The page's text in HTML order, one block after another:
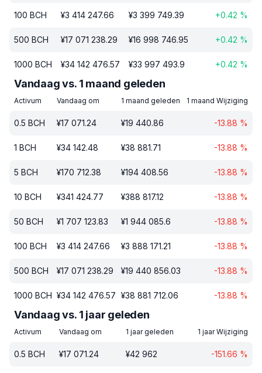
100 BCH ¥3 414 247.66 ¥3 399 749.39 +0.42 %
500 BCH ¥17 071 238.29 ¥16 998 746.95 +0.42 %
1000 BCH ¥34 142 476.57 ¥33 997 493.9 +0.42 %
Vandaag vs. 1 maand geleden
Activum Vandaag om 1 maand geleden 1 maand Wijziging
0.5 BCH ¥17 071.24 ¥19 440.86 -13.88 %
1 BCH ¥34 142.48 ¥38 881.71 -13.88 %
5 BCH ¥170 712.38 ¥194 408.56 -13.88 %
10 BCH ¥341 424.77 ¥388 817.12 -13.88 %
50 BCH ¥1 707 123.83 ¥1 944 085.6 -13.88 %
100 BCH ¥3 414 247.66 ¥3 888 171.21 -13.88 %
500 BCH ¥17 071 238.29 ¥19 440 856.03 -13.88 %
1000 BCH ¥34 142 476.57 ¥38 881 712.06 -13.88 %
Vandaag vs. 1 jaar geleden
Activum Vandaag om 1 jaar geleden 1 jaar Wijziging
0.5 BCH ¥17 071.24 ¥42 962 -151.66 %